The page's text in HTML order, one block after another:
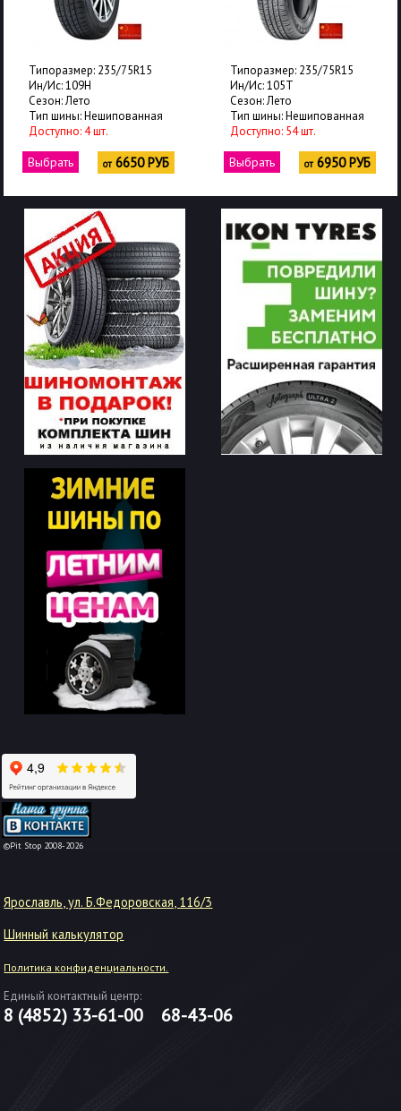
Типоразмер: 235/75R15
Ин/Ис: 109H
Сезон: Лето
Тип шины: Нешипованная
Доступно: 4 шт.
Выбрать от6650 РУБ
Типоразмер: 235/75R15
Ин/Ис: 105T
Сезон: Лето
Тип шины: Нешипованная
Доступно: 54 шт.
Выбрать от6950 РУБ
©Pit Stop 2008-2026
-->
Ярославль, ул. Б.Федоровская, 116/3
Шинный калькулятор
Политика конфиденциальности.
Единый контактный центр:
8 (4852) 33-61-00 68-43-06